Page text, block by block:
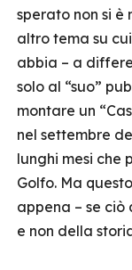
sperato non si è
altro tema su
abbia – a
solo al “suo”
montare un
nel settembre
lunghi mesi che
Golfo. Ma
appena – se
e non della